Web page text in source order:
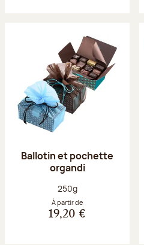
Ballotin et pochette
organdi
Poids net :
250g
À partir de
19,20 €